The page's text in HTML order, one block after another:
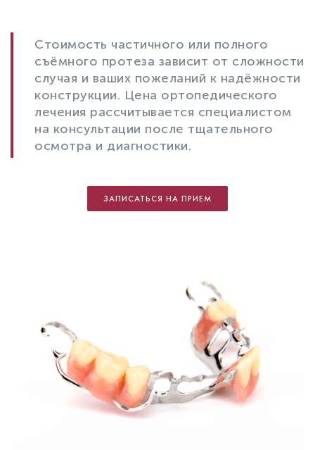
Стоимость частичного или полного
съёмного протеза зависит от сложности
случая и ваших пожеланий к надёжности
конструкции. Цена ортопедического
лечения рассчитывается специалистом
на консультации после тщательного
осмотра и диагностики.
ЗАПИСАТЬСЯ НА ПРИЕМ